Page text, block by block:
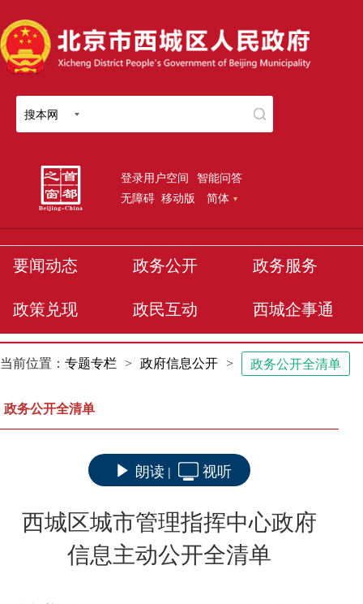
搜本网
登录用户空间 智能问答
无障碍 移动版 简体
要闻动态 政务公开 政务服务
政策兑现 政民互动 西城企事通
当前位置： 专题专栏 > 政府信息公开 > 政务公开全清单
政务公开全清单
朗读 | 视听
西城区城市管理指挥中心政府
信息主动公开全清单